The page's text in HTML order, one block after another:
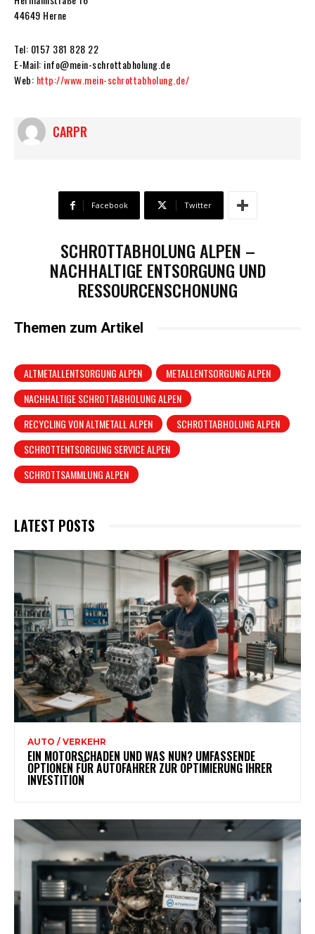
44649 Herne
Tel: 0157 381 828 22
E-Mail: info@mein-schrottabholung.de
Web: http://www.mein-schrottabholung.de/
CARPR
Facebook Twitter
SCHROTTABHOLUNG ALPEN –
NACHHALTIGE ENTSORGUNG UND
RESSOURCENSCHONUNG
Themen zum Artikel
ALTMETALLENTSORGUNG ALPEN
METALLENTSORGUNG ALPEN
NACHHALTIGE SCHROTTABHOLUNG ALPEN
RECYCLING VON ALTMETALL ALPEN
SCHROTTABHOLUNG ALPEN
SCHROTTENTSORGUNG SERVICE ALPEN
SCHROTTSAMMLUNG ALPEN
LATEST POSTS
AUTO / VERKEHR
EIN MOTORSCHADEN UND WAS NUN? UMFASSENDE
OPTIONEN FÜR AUTOFAHRER ZUR OPTIMIERUNG IHRER
INVESTITION